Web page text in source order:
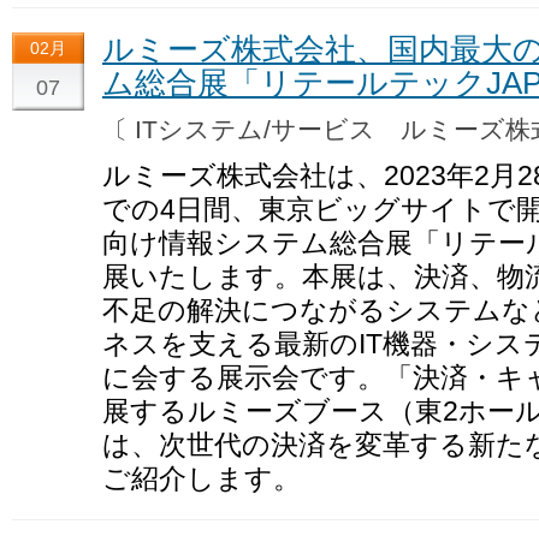
02月
07
ルミーズ株式会社、国内最大
ム総合展「リテールテック
〔 ITシステム/サービス ルミーズ
ルミーズ株式会社は、2023年2月
での4日間、東京ビッグサイトで
向け情報システム総合展「リテー
展いたします。本展は、決済、物
不足の解決につながるシステム
ネスを支える最新のIT機器・シス
に会する展示会です。「決済・
展するルミーズブース（東2ホー
は、次世代の決済を変革する新
ご紹介します。